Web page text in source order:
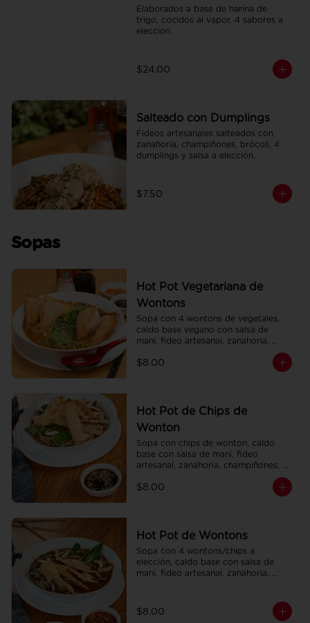
Elaborados a base de harina de
trigo, cocidos al vapor. 4 sabores a
elección.
$24.00
Salteado con Dumplings
Fideos artesanales salteados con
zanahoria, champiñones, brócoli, 4
dumplings y salsa a elección.
$7.50
Sopas
Hot Pot Vegetariana de
Wontons
Sopa con 4 wontons de vegetales,
caldo base vegano con salsa de
maní, fideo artesanal, zanahoria,
$8.00
Hot Pot de Chips de
Wonton
Sopa con chips de wonton, caldo
base con salsa de maní, fideo
artesanal, zanahoria, champiñones,
$8.00
Hot Pot de Wontons
Sopa con 4 wontons/chips a
elección, caldo base con salsa de
maní, fideo artesanal, zanahoria,
$8.00